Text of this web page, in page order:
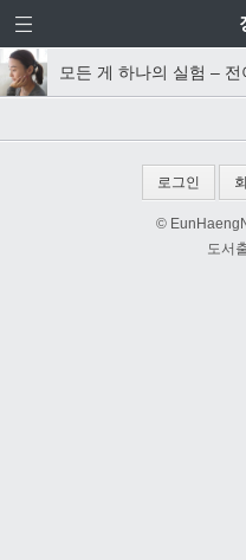
모든 게 하나의 실험 –
로그인
©
도서